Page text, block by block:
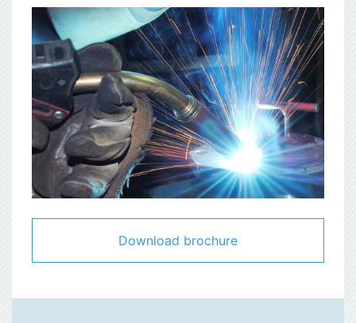
Download brochure